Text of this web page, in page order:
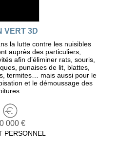
VERT 3D
la lutte contre les nuisibles
auprès des particuliers,
afin d’éliminer rats, souris,
punaises de lit, blattes,
termites… mais aussi pour le
et le démoussage des
000 €
PERSONNEL